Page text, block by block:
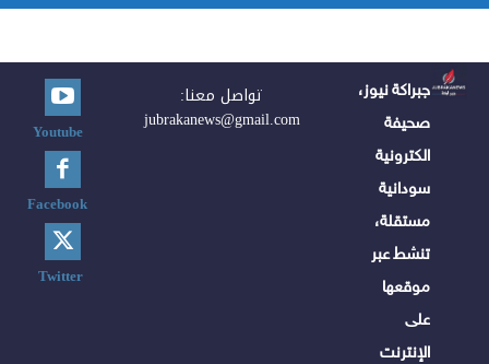
جبراكة نيوز،
صحيفة
الكترونية
سودانية
مستقلة،
تنشط عبر
موقعها
على
الإنترنت
تواصل معنا:
jubrakanews@gmail.com
Youtube
Facebook
Twitter